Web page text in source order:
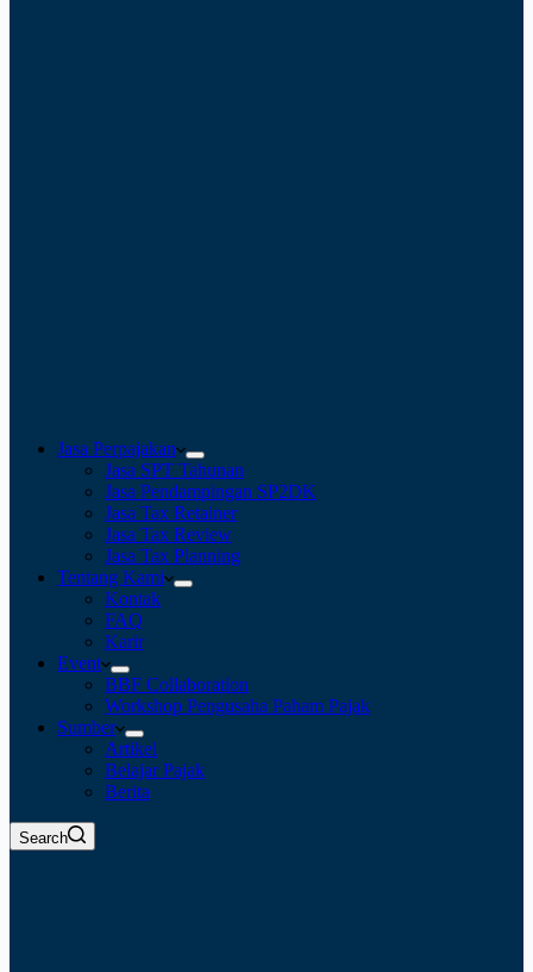
Jasa Perpajakan
Jasa SPT Tahunan
Jasa Pendampingan SP2DK
Jasa Tax Retainer
Jasa Tax Review
Jasa Tax Planning
Tentang Kami
Kontak
FAQ
Karir
Event
BBF Collaboration
Workshop Pengusaha Paham Pajak
Sumber
Artikel
Belajar Pajak
Berita
Search